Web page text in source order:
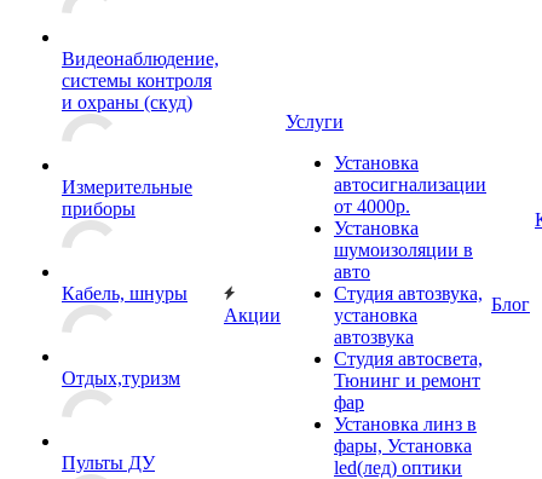
Видеонаблюдение,
системы контроля
и охраны (скуд)
Измерительные
приборы
Кабель, шнуры
Отдых,туризм
Пульты ДУ
Акции
Услуги
Установка
автосигнализации
от 4000р.
Установка
шумоизоляции в
авто
Студия автозвука,
установка
автозвука
Студия автосвета,
Тюнинг и ремонт
фар
Установка линз в
фары, Установка
led(лед) оптики
Блог